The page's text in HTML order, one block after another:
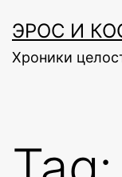
to
content
ЭРОС И
Хроники